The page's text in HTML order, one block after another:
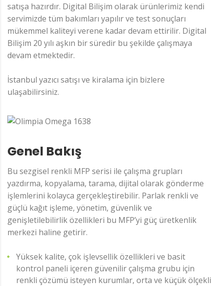
satışa hazırdır. Digital Bilişim olarak ürünlerimiz kendi
servimizde tüm bakımları yapılır ve test sonuçları
mükemmel kaliteyi verene kadar devam ettirilir. Digital
Bilişim 20 yılı aşkın bir süredir bu şekilde çalışmaya
devam etmektedir.
İstanbul yazıcı satışı ve kiralama için bizlere
ulaşabilirsiniz.
Genel Bakış
Bu sezgisel renkli MFP serisi ile çalışma grupları
yazdırma, kopyalama, tarama, dijital olarak gönderme
işlemlerini kolayca gerçekleştirebilir. Parlak renkli ve
güçlü kağıt işleme, yönetim, güvenlik ve
genişletilebilirlik özellikleri bu MFP’yi güç üretkenlik
merkezi haline getirir.
Yüksek kalite, çok işlevsellik özellikleri ve basit
kontrol paneli içeren güvenilir çalışma grubu için
renkli çözümü isteyen kurumlar, orta ve küçük ölçekli